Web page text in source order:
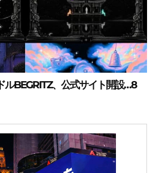
ルBEGRITZ、公式サイト開設…8